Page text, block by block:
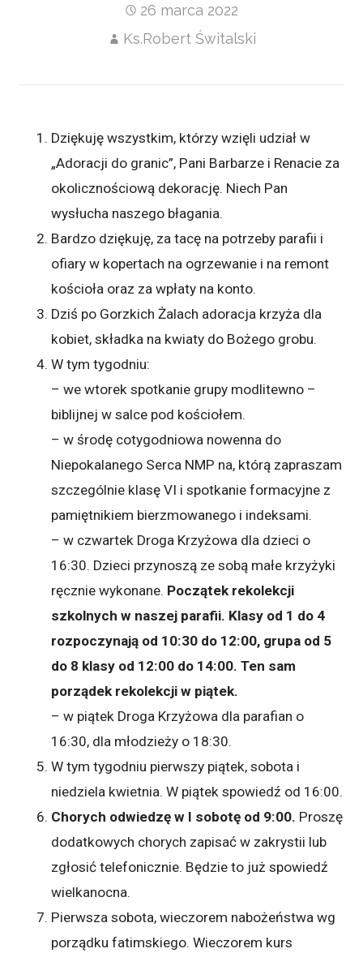
26 marca 2022
Ks.Robert Świtalski
Dziękuję wszystkim, którzy wzięli udział w
„Adoracji do granic”, Pani Barbarze i Renacie za
okolicznościową dekorację. Niech Pan
wysłucha naszego błagania.
Bardzo dziękuję, za tacę na potrzeby parafii i
ofiary w kopertach na ogrzewanie i na remont
kościoła oraz za wpłaty na konto.
Dziś po Gorzkich Żalach adoracja krzyża dla
kobiet, składka na kwiaty do Bożego grobu.
W tym tygodniu:
– we wtorek spotkanie grupy modlitewno –
biblijnej w salce pod kościołem.
– w środę cotygodniowa nowenna do
Niepokalanego Serca NMP na, którą zapraszam
szczególnie klasę VI i spotkanie formacyjne z
pamiętnikiem bierzmowanego i indeksami.
–w czwartek Droga Krzyżowa dla dzieci o
16:30. Dzieci przynoszą ze sobą małe krzyżyki
ręcznie wykonane. Początek rekolekcji
szkolnych w naszej parafii. Klasy od 1 do 4
rozpoczynają od 10:30 do 12:00, grupa od 5
do 8 klasy od 12:00 do 14:00. Ten sam
porządek rekolekcji w piątek.
– w piątek Droga Krzyżowa dla parafian o
16:30, dla młodzieży o 18:30.
W tym tygodniu pierwszy piątek, sobota i
niedziela kwietnia. W piątek spowiedź od 16:00.
Chorych odwiedzę w I sobotę od 9:00. Proszę
dodatkowych chorych zapisać w zakrystii lub
zgłosić telefonicznie. Będzie to już spowiedź
wielkanocna.
Pierwsza sobota, wieczorem nabożeństwa wg
porządku fatimskiego. Wieczorem kurs